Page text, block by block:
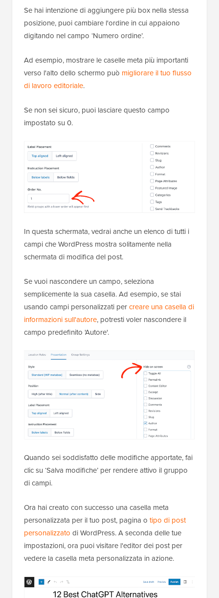
Se hai intenzione di aggiungere più box nella stessa
posizione, puoi cambiare l'ordine in cui appaiono
digitando nel campo ‘Numero ordine’.
Ad esempio, mostrare le caselle meta più importanti
verso l'alto dello schermo può migliorare il tuo flusso
di lavoro editoriale.
Se non sei sicuro, puoi lasciare questo campo
impostato su 0.
In questa schermata, vedrai anche un elenco di tutti i
campi che WordPress mostra solitamente nella
schermata di modifica del post.
Se vuoi nascondere un campo, seleziona
semplicemente la sua casella. Ad esempio, se stai
usando campi personalizzati percreare una casella di
informazioni sull'autore, potresti voler nascondere il
campo predefinito 'Autore'.
Quando sei soddisfatto delle modifiche apportate, fai
clic su ‘Salva modifiche’ per rendere attivo il gruppo
di campi.
Ora hai creato con successo una casella meta
personalizzata per il tuo post, pagina o tipo di post
personalizzato di WordPress. A seconda delle tue
impostazioni, ora puoi visitare l'editor dei post per
vedere la casella meta personalizzata in azione.